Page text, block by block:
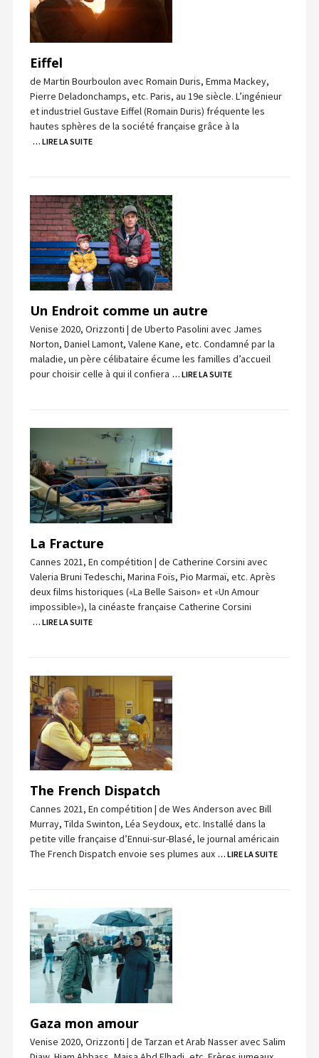
Eiffel
de Martin Bourboulon avec Romain Duris, Emma Mackey,
Pierre Deladonchamps, etc. Paris, au 19e siècle. L’ingénieur
et industriel Gustave Eiffel (Romain Duris) fréquente les
hautes sphères de la société française grâce à la
… LIRE LA SUITE
Un Endroit comme un autre
Venise 2020, Orizzonti | de Uberto Pasolini avec James
Norton, Daniel Lamont, Valene Kane, etc. Condamné par la
maladie, un père célibataire écume les familles d’accueil
pour choisir celle à qui il confiera … LIRE LA SUITE
La Fracture
Cannes 2021, En compétition | de Catherine Corsini avec
Valeria Bruni Tedeschi, Marina Foïs, Pio Marmaï, etc. Après
deux films historiques («La Belle Saison» et «Un Amour
impossible»), la cinéaste française Catherine Corsini
… LIRE LA SUITE
The French Dispatch
Cannes 2021, En compétition | de Wes Anderson avec Bill
Murray, Tilda Swinton, Léa Seydoux, etc. Installé dans la
petite ville française d’Ennui-sur-Blasé, le journal américain
The French Dispatch envoie ses plumes aux … LIRE LA SUITE
Gaza mon amour
Venise 2020, Orizzonti | de Tarzan et Arab Nasser avec Salim